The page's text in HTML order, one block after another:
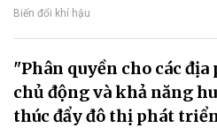
Biến đổi khí hậu
"Phân quyền cho các
chủ động và khả năng
thúc đẩy đô thị phát